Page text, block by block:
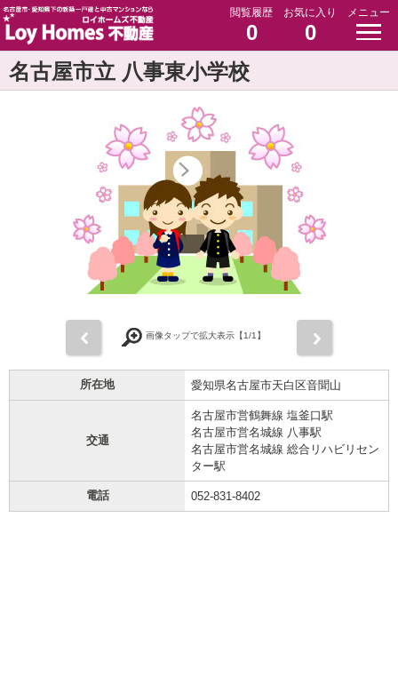
閲覧履歴
0
お気に入り
0
メニュー
名古屋市立 八事東小学校
画像タップで拡大表示【1/1】
所在地 愛知県名古屋市天白区音聞山
交通
名古屋市営鶴舞線 塩釜口駅
名古屋市営名城線 八事駅
名古屋市営名城線 総合リハビリセン
ター駅
電話 052-831-8402